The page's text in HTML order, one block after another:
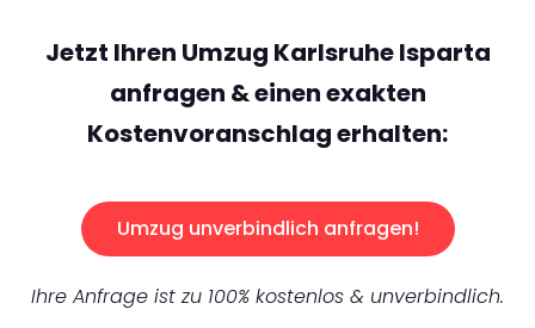
Jetzt Ihren Umzug Karlsruhe Isparta
anfragen & einen exakten
Kostenvoranschlag erhalten:
Umzug unverbindlich anfragen!
Ihre Anfrage ist zu 100% kostenlos & unverbindlich.